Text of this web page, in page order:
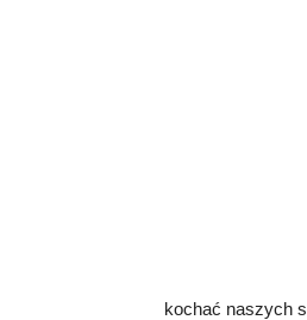
kochać naszych